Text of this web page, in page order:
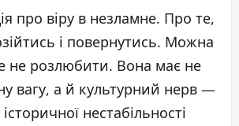
про віру в незламне. Про те,
і повернутись. Можна
не розлюбити. Вона має не
вагу, а й культурний нерв —
нестабільності